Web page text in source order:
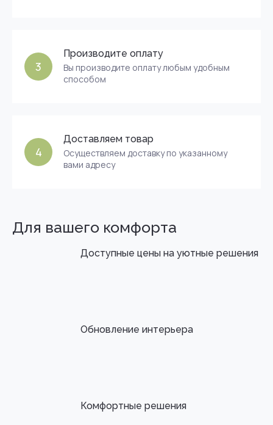
3
Производите оплату
Вы производите оплату любым удобным
способом
4
Доставляем товар
Осуществляем доставку по указанному
вами адресу
Для вашего комфорта
Доступные цены на уютные решения
Обновление интерьера
Комфортные решения